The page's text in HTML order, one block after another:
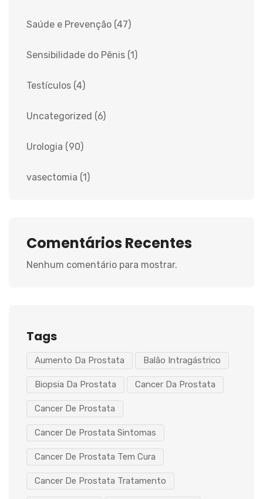
Saúde e Prevenção (47)
Sensibilidade do Pênis (1)
Testículos (4)
Uncategorized (6)
Urologia (90)
vasectomia (1)
Comentários Recentes
Nenhum comentário para mostrar.
Tags
Aumento Da Prostata Balão Intragástrico
Biopsia Da Prostata Cancer Da Prostata
Cancer De Prostata
Cancer De Prostata Sintomas
Cancer De Prostata Tem Cura
Cancer De Prostata Tratamento